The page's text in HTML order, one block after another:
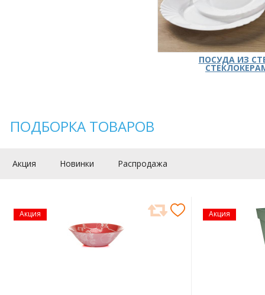
ПОСУДА ИЗ
ПОДБОРКА ТОВАРОВ
Акция Новинки Распродажа
Акция Акция